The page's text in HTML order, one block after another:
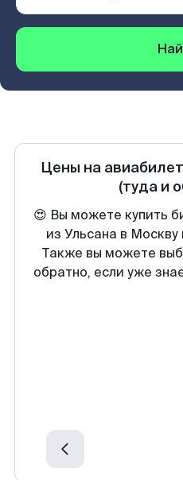
Цены на
(туда и
😍 Вы можете купить
из Ульсана в
Также вы можете
обратно, если уже